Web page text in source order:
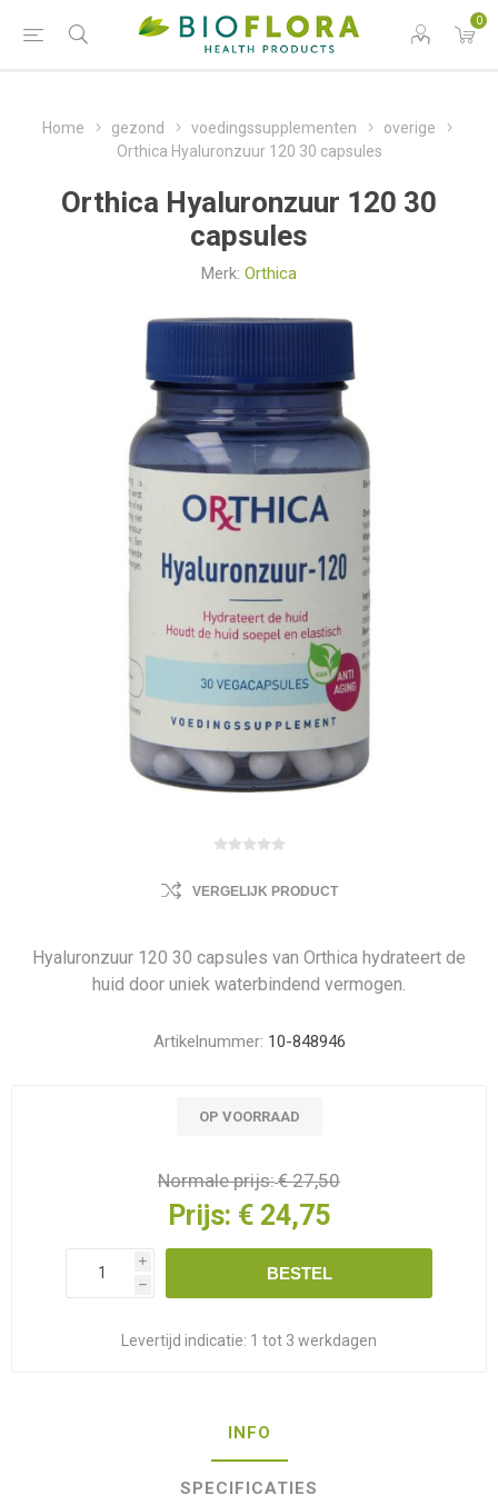
0
Home gezond voedingssupplementen
overige
Orthica Hyaluronzuur 120 30 capsules
Orthica Hyaluronzuur 120 30
capsules
Merk: Orthica
VERGELIJK PRODUCT
Hyaluronzuur 120 30 capsules van Orthica hydrateert de
huid door uniek waterbindend vermogen.
Artikelnummer: 10-848946
OP VOORRAAD
Normale prijs:€ 27,50
Prijs: € 24,75
i
h
BESTEL
Levertijd indicatie: 1 tot 3 werkdagen
INFO
SPECIFICATIES